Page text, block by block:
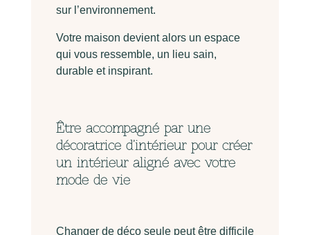
sur l’environnement.
Votre maison devient alors un espace
qui vous ressemble, un lieu sain,
durable et inspirant.
Être accompagné par une
décoratrice d’intérieur pour créer
un intérieur aligné avec votre
mode de vie
Changer de déco seule peut être difficile